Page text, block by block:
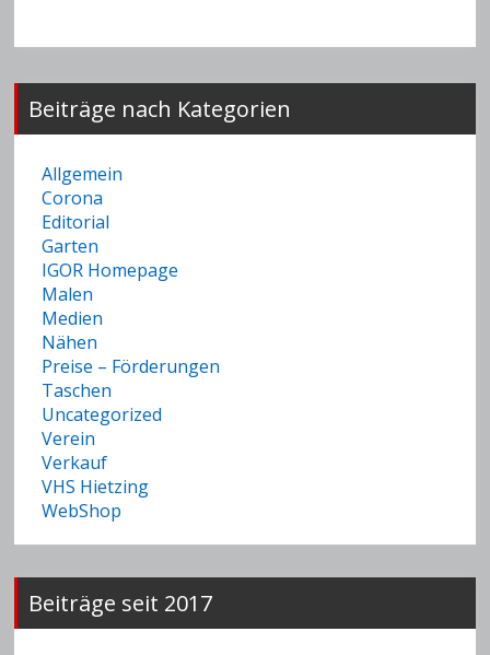
Beiträge nach Kategorien
Allgemein
Corona
Editorial
Garten
IGOR Homepage
Malen
Medien
Nähen
Preise – Förderungen
Taschen
Uncategorized
Verein
Verkauf
VHS Hietzing
WebShop
Beiträge seit 2017